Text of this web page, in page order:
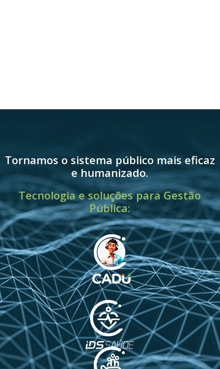
Tornamos o sistema público mais eficaz
e humanizado.
Tecnologia e soluções para Gestão
Pública: